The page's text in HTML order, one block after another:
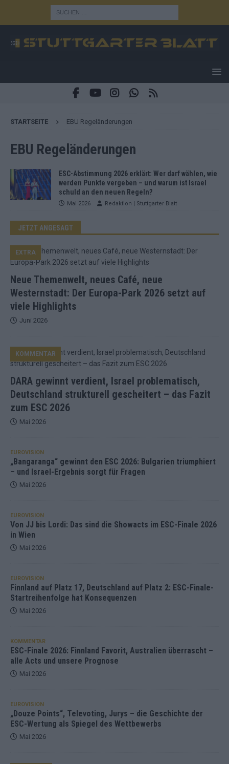
STARTSEITE EBU Regeländerungen
EBU Regeländerungen
ESC-Abstimmung 2026 erklärt: Wer darf wählen, wie
werden Punkte vergeben – und warum ist Israel
schuld an den neuen Regeln?
Mai 2026 Redaktion | Stuttgarter Blatt
JETZT ANGESAGT
Neue Themenwelt, neues Café, neue
Westernstadt: Der Europa-Park 2026 setzt auf
viele Highlights
EXTRA
Juni 2026
DARA gewinnt verdient, Israel problematisch,
Deutschland strukturell gescheitert – das Fazit
zum ESC 2026
KOMMENTAR
Mai 2026
EUROVISION
„Bangaranga“ gewinnt den ESC 2026: Bulgarien triumphiert
– und Israel-Ergebnis sorgt für Fragen
Mai 2026
EUROVISION
Von JJ bis Lordi: Das sind die Showacts im ESC-Finale 2026
in Wien
Mai 2026
EUROVISION
Finnland auf Platz 17, Deutschland auf Platz 2: ESC-Finale-
Startreihenfolge hat Konsequenzen
Mai 2026
KOMMENTAR
ESC-Finale 2026: Finnland Favorit, Australien überrascht –
alle Acts und unsere Prognose
Mai 2026
EUROVISION
„Douze Points“, Televoting, Jurys – die Geschichte der
ESC-Wertung als Spiegel des Wettbewerbs
Mai 2026